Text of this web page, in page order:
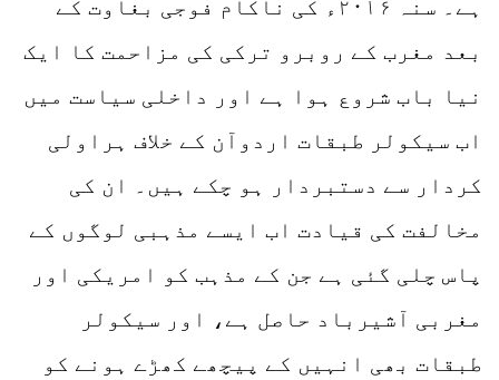
ہے۔ سنہ ۲۰۱۶ء کی ناکام فوجی بغاوت کے
بعد مغرب کے روبرو ترکی کی مزاحمت کا ایک
نیا باب شروع ہوا ہے اور داخلی سیاست میں
اب سیکولر طبقات اردوآن کے خلاف ہراولی
کردار سے دستبردار ہو چکے ہیں۔ ان کی
مخالفت کی قیادت اب ایسے مذہبی لوگوں کے
پاس چلی گئی ہے جن کے مذہب کو امریکی اور
مغربی آشیرباد حاصل ہے، اور سیکولر
طبقات بھی انہیں کے پیچھے کھڑے ہونے کو